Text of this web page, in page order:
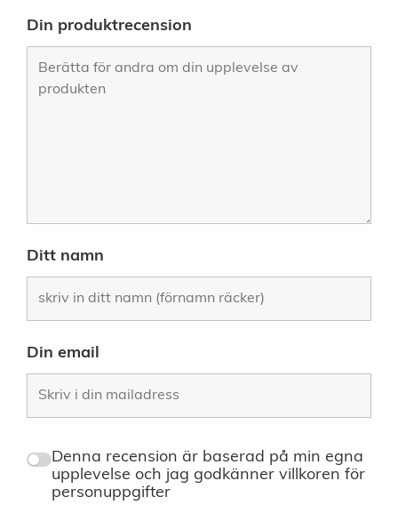
Din produktrecension
Ditt namn
Din email
Denna recension är baserad på min egna
upplevelse och jag godkänner villkoren för
personuppgifter